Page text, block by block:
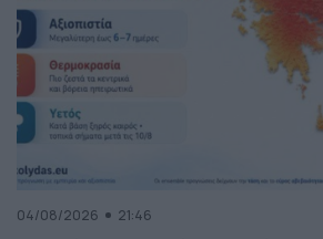
04/08/2026 21:46